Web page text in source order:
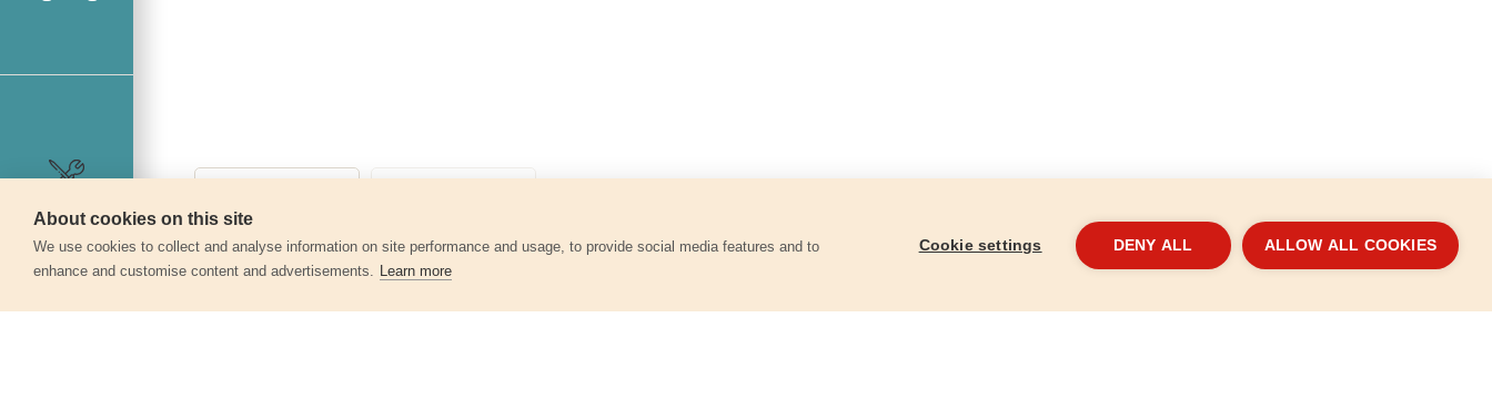
Szerviz
About cookies on this site
We use cookies to collect and analyse information on site performance and usage, to provide social media features and to
enhance and customise content and advertisements. Learn more
Cookie settings DENY ALL ALLOW ALL COOKIES